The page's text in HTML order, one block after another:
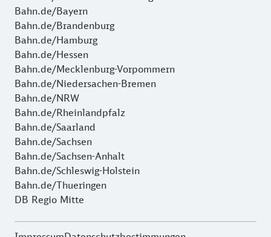
Bahn.de/Bayern
Bahn.de/Brandenburg
Bahn.de/Hamburg
Bahn.de/Hessen
Bahn.de/Mecklenburg-Vorpommern
Bahn.de/Niedersachen-Bremen
Bahn.de/NRW
Bahn.de/Rheinlandpfalz
Bahn.de/Saarland
Bahn.de/Sachsen
Bahn.de/Sachsen-Anhalt
Bahn.de/Schleswig-Holstein
Bahn.de/Thueringen
DB Regio Mitte